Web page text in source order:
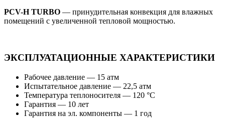
PCV-H TURBO — принудительная конвекция для влажных
помещений с увеличенной тепловой мощностью.
ЭКСПЛУАТАЦИОННЫЕ ХАРАКТЕРИСТИКИ
Рабочее давление — 15 атм
Испытательное давление — 22,5 атм
Температура теплоносителя — 120 °С
Гарантия — 10 лет
Гарантия на эл. компоненты — 1 год